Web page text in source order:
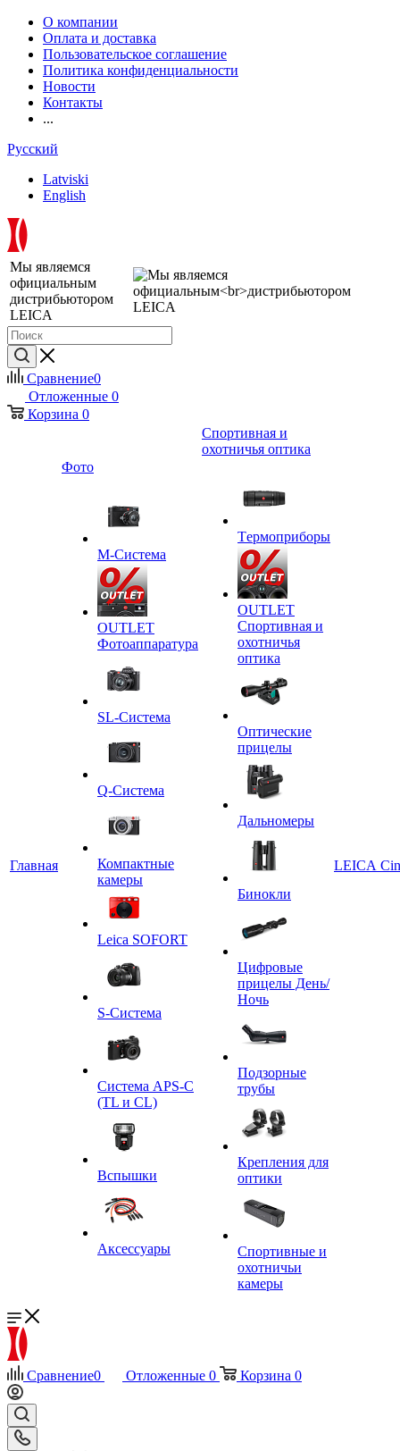
О компании
Оплата и доставка
Пользовательское соглашение
Политика конфиденциальности
Новости
Контакты
...
Русский
Latviski
English
Мы являемся
официальным
дистрибьютором
LEICA
Сравнение0
Отложенные 0
Корзина 0
Главная
Фото
M-Система
OUTLET
Фотоаппаратура
SL-Система
Q-Cистема
Компактные
камеры
Leica SOFORT
S-Система
Система APS-C
(TL и CL)
Вспышки
Аксессуары
Спортивная и
охотничья оптика
Tермоприборы
OUTLET
Спортивная и
охотничья
оптика
Оптические
прицелы
Дальномеры
Бинокли
Цифровые
прицелы День/
Ночь
Подзорные
трубы
Крепления для
оптики
Спортивные и
охотничьи
камеры
LEICA
Сравнение0 Отложенные 0 Корзина 0